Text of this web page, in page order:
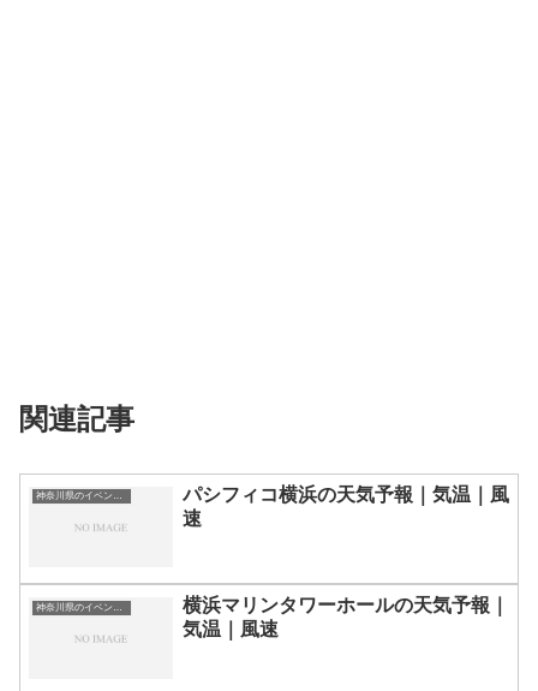
関連記事
神奈川県のイベント会場一覧
パシフィコ横浜の天気予報｜気温｜風
速
神奈川県のイベント会場一覧
横浜マリンタワーホールの天気予報｜
気温｜風速